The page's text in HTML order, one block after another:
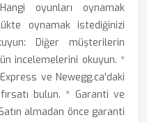
oyunları oynamak
oynamak istediğinizi
Diğer müşterilerin
incelemelerini okuyun. *
ve Newegg.ca'daki
bulun. * Garanti ve
almadan önce garanti